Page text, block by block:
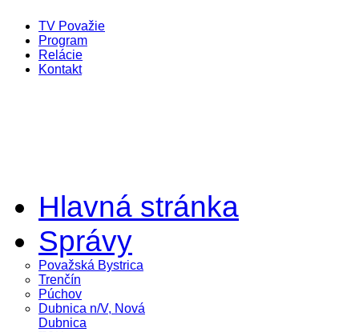
TV Považie
Program
Relácie
Kontakt
Hlavná stránka
Správy
Považská Bystrica
Trenčín
Púchov
Dubnica n/V, Nová
Dubnica